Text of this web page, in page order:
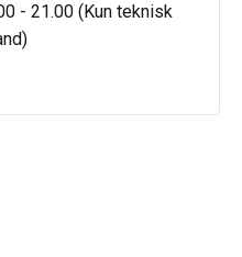
- 21.00 (Kun teknisk